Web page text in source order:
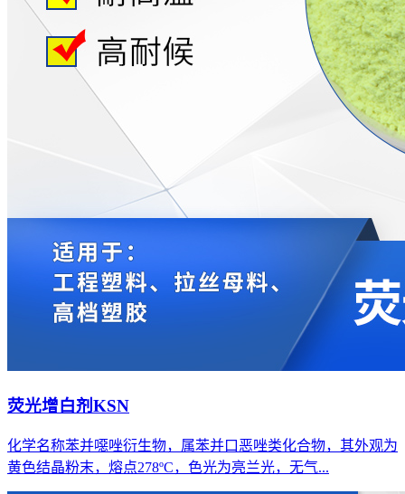
荧光增白剂KSN
化学名称苯并噁唑衍生物，属苯并口恶唑类化合物，其外观为
黄色结晶粉末，熔点278ºC，色光为亮兰光，无气...